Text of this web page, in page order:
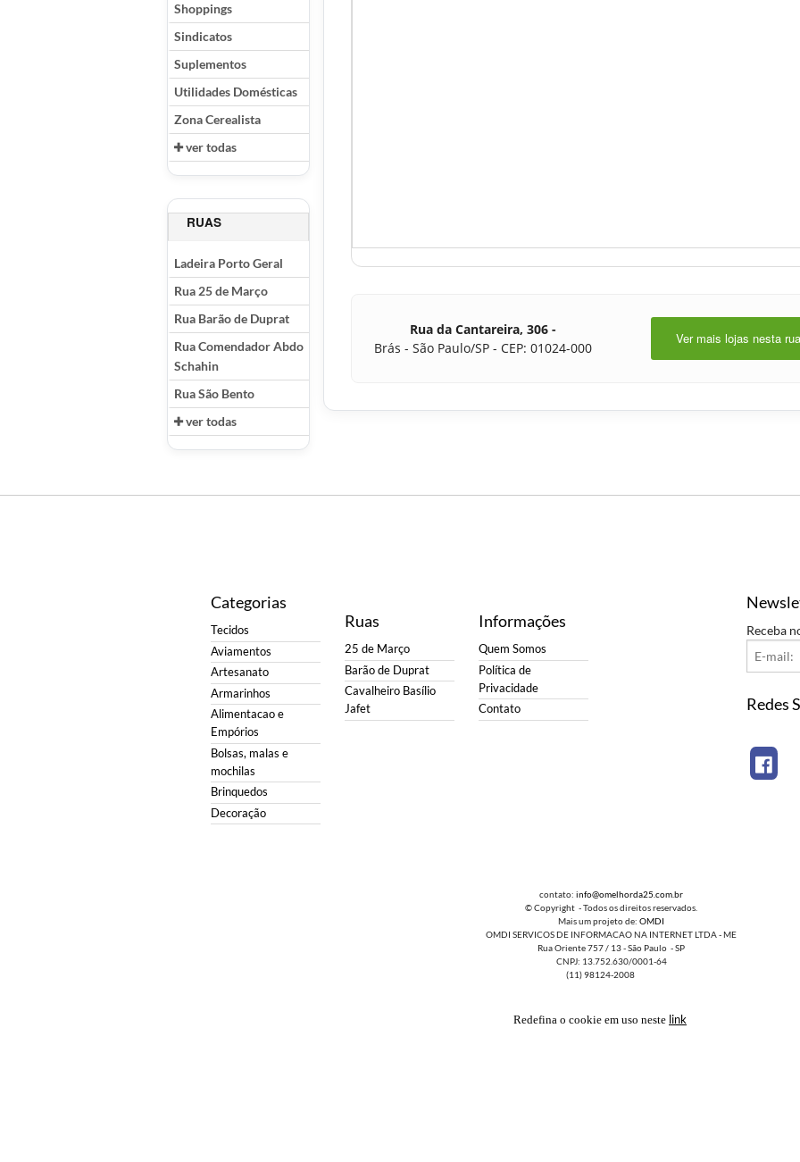
Shoppings
Sindicatos
Suplementos
Utilidades Domésticas
Zona Cerealista
ver todas
RUAS
Ladeira Porto Geral
Rua 25 de Março
Rua Barão de Duprat
Rua Comendador Abdo
Schahin
Rua São Bento
ver todas
Rua da Cantareira, 306 -
Brás - São Paulo/SP - CEP: 01024-000
Ver mais lojas nesta rua
Categorias
Tecidos
Aviamentos
Artesanato
Armarinhos
Alimentacao e
Empórios
Bolsas, malas e
mochilas
Brinquedos
Decoração
Ruas
25 de Março
Barão de Duprat
Cavalheiro Basílio
Jafet
Informações
Quem Somos
Política de
Privacidade
Contato
Receba
Redes
contato: info@omelhorda25.com.br
© Copyright - Todos os direitos reservados.
Mais um projeto de: OMDI
OMDI SERVICOS DE INFORMACAO NA INTERNET LTDA - ME
Rua Oriente 757 / 13 - São Paulo - SP
CNPJ: 13.752.630/0001-64
(11) 98124-2008
Redefina o cookie em uso neste link